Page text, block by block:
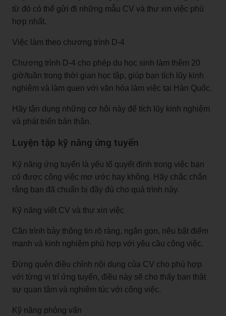
từ đó có thể gửi đi những mẫu CV và thư xin việc phù
hợp nhất.
Việc làm theo chương trình D-4
Chương trình D-4 cho phép du học sinh làm thêm 20
giờ/tuần trong thời gian học tập, giúp bạn tích lũy kinh
nghiệm và làm quen với văn hóa làm việc tại Hàn Quốc.
Hãy tận dụng những cơ hội này để tích lũy kinh nghiệm
và phát triển bản thân.
Luyện tập kỹ năng ứng tuyển
Kỹ năng ứng tuyển là yếu tố quyết định trong việc bạn
có được công việc mơ ước hay không. Hãy chắc chắn
rằng bạn đã chuẩn bị đầy đủ cho quá trình này.
Kỹ năng viết CV và thư xin việc
Cần trình bày thông tin rõ ràng, ngắn gọn, nêu bật điểm
mạnh và kinh nghiệm phù hợp với yêu cầu công việc.
Đừng quên điều chỉnh nội dung của CV cho phù hợp
với từng vị trí ứng tuyển, điều này sẽ cho thấy bạn thật
sự quan tâm và nghiêm túc với công việc.
Kỹ năng phỏng vấn